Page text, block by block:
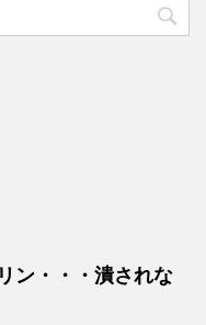
ン・・・潰されな